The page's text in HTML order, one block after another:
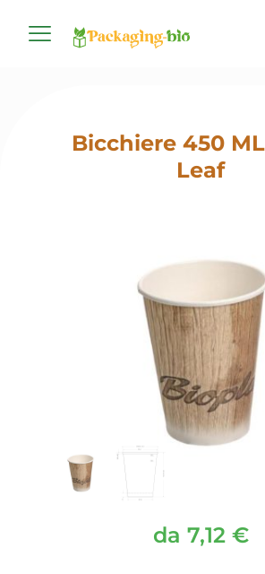
Bicchiere 450
Leaf
da 7,12 €